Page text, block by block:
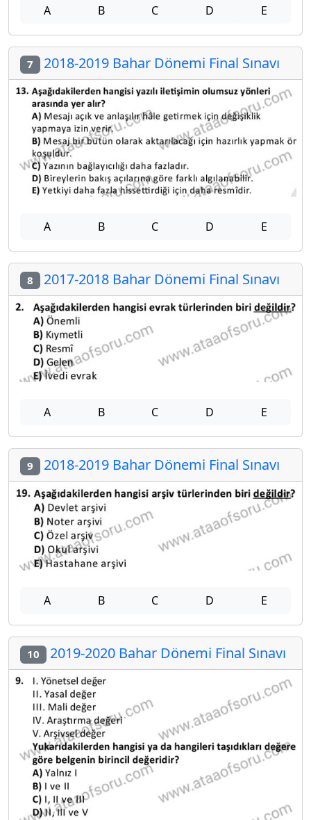
A B C D E
7 2018-2019 Bahar Dönemi Final Sınavı
A B C D E
8 2017-2018 Bahar Dönemi Final Sınavı
A B C D E
9 2018-2019 Bahar Dönemi Final Sınavı
A B C D E
10 2019-2020 Bahar Dönemi Final Sınavı